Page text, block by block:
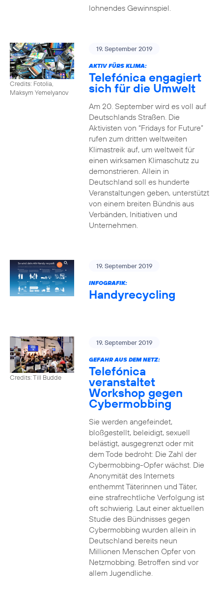
lohnendes Gewinnspiel.
Credits: Fotolia,
Maksym Yemelyanov
19. September 2019
AKTIV FÜRS KLIMA:
Telefónica engagiert
sich für die Umwelt
Am 20. September wird es voll auf
Deutschlands Straßen. Die
Aktivisten von “Fridays for Future”
rufen zum dritten weltweiten
Klimastreik auf, um weltweit für
einen wirksamen Klimaschutz zu
demonstrieren. Allein in
Deutschland soll es hunderte
Veranstaltungen geben, unterstützt
von einem breiten Bündnis aus
Verbänden, Initiativen und
Unternehmen.
19. September 2019
INFOGRAFIK:
Handyrecycling
Credits: Till Budde
19. September 2019
GEFAHR AUS DEM NETZ:
Telefónica
veranstaltet
Workshop gegen
Cybermobbing
Sie werden angefeindet,
bloßgestellt, beleidigt, sexuell
belästigt, ausgegrenzt oder mit
dem Tode bedroht: Die Zahl der
Cybermobbing-Opfer wächst. Die
Anonymität des Internets
enthemmt Täterinnen und Täter,
eine strafrechtliche Verfolgung ist
oft schwierig. Laut einer aktuellen
Studie des Bündnisses gegen
Cybermobbing wurden allein in
Deutschland bereits neun
Millionen Menschen Opfer von
Netzmobbing. Betroffen sind vor
allem Jugendliche.